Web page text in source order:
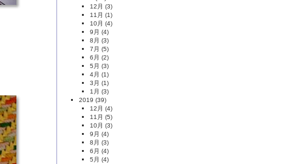
12月 (3)
11月 (1)
10月 (4)
9月 (4)
8月 (3)
7月 (5)
6月 (2)
5月 (3)
4月 (1)
3月 (1)
1月 (3)
2019 (39)
12月 (4)
11月 (5)
10月 (3)
9月 (4)
8月 (3)
6月 (4)
5月 (4)